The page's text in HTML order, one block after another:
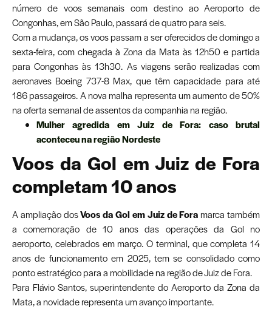
número de voos semanais com destino ao Aeroporto de
Congonhas, em São Paulo, passará de quatro para seis.
Com a mudança, os voos passam a ser oferecidos de domingo a
sexta-feira, com chegada à Zona da Mata às 12h50 e partida
para Congonhas às 13h30. As viagens serão realizadas com
aeronaves Boeing 737-8 Max, que têm capacidade para até
186 passageiros. A nova malha representa um aumento de 50%
na oferta semanal de assentos da companhia na região.
Mulher agredida em Juiz de Fora: caso brutal
aconteceu na região Nordeste
Voos da Gol em Juiz de Fora
completam 10 anos
A ampliação dosVoos da Gol em Juiz de Fora marca também
a comemoração de 10 anos das operações da Gol no
aeroporto, celebrados em março. O terminal, que completa 14
anos de funcionamento em 2025, tem se consolidado como
ponto estratégico para a mobilidade na região de Juiz de Fora.
Para Flávio Santos, superintendente do Aeroporto da Zona da
Mata, a novidade representa um avanço importante.